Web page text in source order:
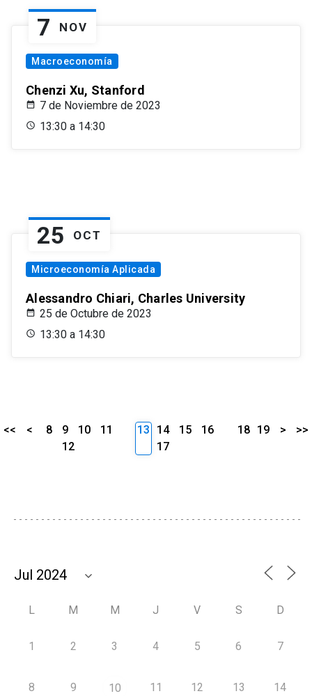
7 NOV
Macroeconomía
Chenzi Xu, Stanford
7 de Noviembre de 2023
13:30 a 14:30
25 OCT
Microeconomía Aplicada
Alessandro Chiari, Charles University
25 de Octubre de 2023
13:30 a 14:30
<< < 8 9 10
11
12
13 14 15
16
17
18 19 > >>
L M M J V S D
1 2 3 4 5 6 7
8 9 10 11 12 13 14